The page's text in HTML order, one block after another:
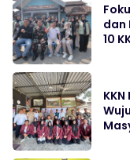
dan
10